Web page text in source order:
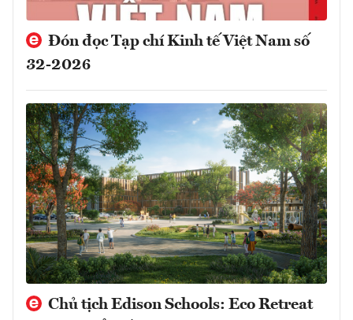
Đón đọc Tạp chí Kinh tế Việt Nam số
32-2026
Chủ tịch Edison Schools: Eco Retreat